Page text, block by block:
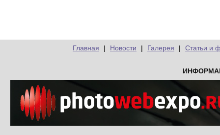
Главная | Новости | Галерея | Статьи и